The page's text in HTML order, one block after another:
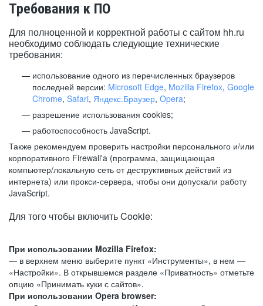
Требования к ПО
Для полноценной и корректной работы с сайтом hh.ru
необходимо соблюдать следующие технические
требования:
использование одного из перечисленных браузеров
последней версии: Microsoft Edge, Mozilla Firefox, Google
Chrome, Safari, Яндекс.Браузер, Opera;
разрешение использования cookies;
работоспособность JavaScript.
Также рекомендуем проверить настройки персонального и/или
корпоративного Firewall'a (программа, защищающая
компьютер/локальную сеть от деструктивных действий из
интернета) или прокси-сервера, чтобы они допускали работу
JavaScript.
Для того чтобы включить Cookie:
При использовании Mozilla Firefox:
— в верхнем меню выберите пункт «Инструменты», в нем —
«Настройки». В открывшемся разделе «Приватность» отметьте
опцию «Принимать куки с сайтов».
При использовании Opera browser: